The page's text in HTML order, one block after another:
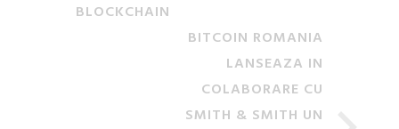
BLOCKCHAIN
BITCOIN ROMANIA
LANSEAZA IN
COLABORARE CU
SMITH & SMITH UN